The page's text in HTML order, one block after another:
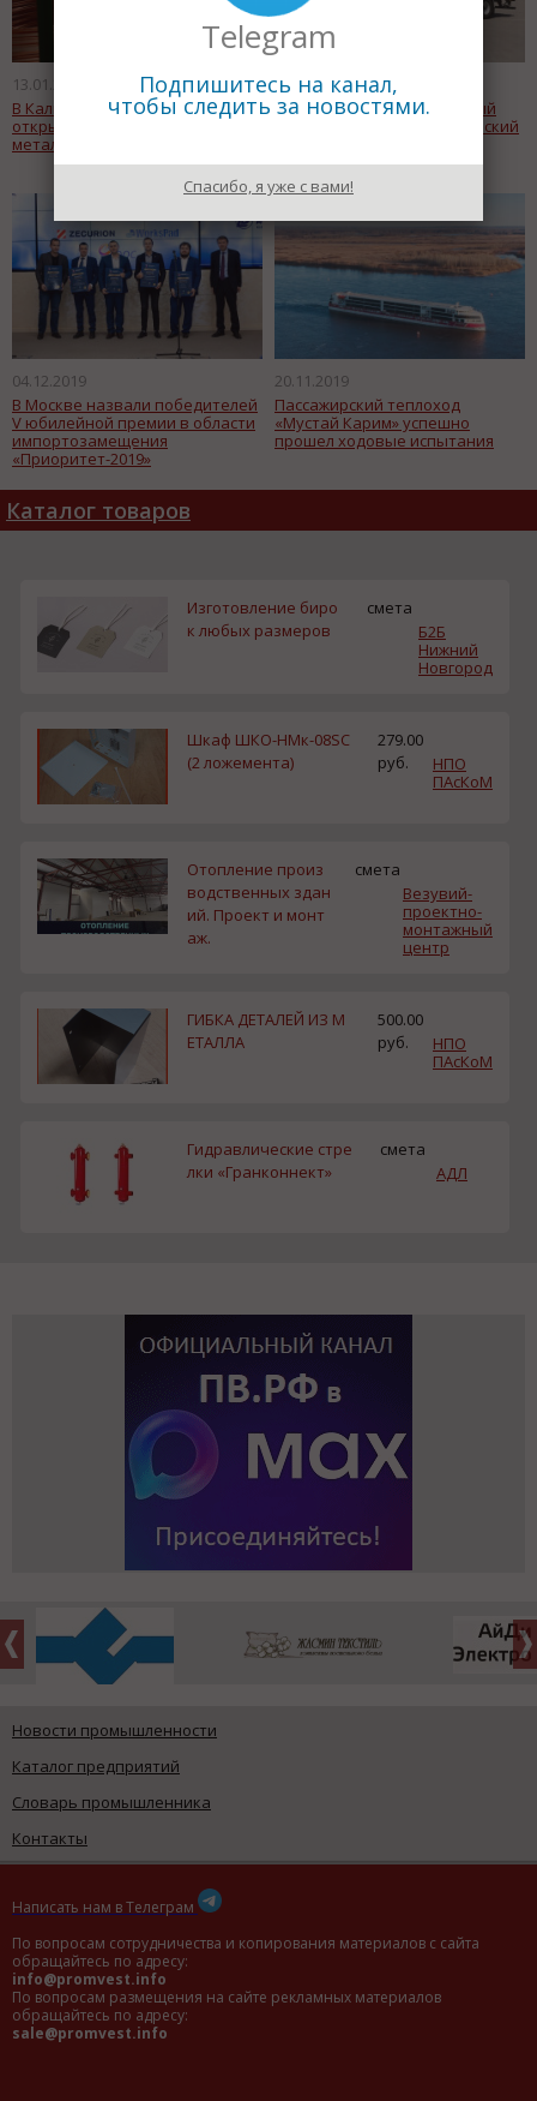
13.01.2020
В Калининградской области
открылся импортозамещающий
металлургический завод
25.12.2019
Уникальный отечественный
автокран вышел на российский
04.12.2019
В Москве назвали победителей
V юбилейной премии в области
импортозамещения
«Приоритет-2019»
20.11.2019
Пассажирский теплоход
«Мустай Карим» успешно
прошел ходовые испытания
Каталог товаров
Изготовление биро
к любых размеров
смета
Б2Б
Нижний
Новгород
Шкаф ШКО-НМк-08SC
(2 ложемента)
279.00
руб.
НПО
ПАсКоМ
Отопление произ
водственных здан
ий. Проект и монт
аж.
смета
Везувий-
проектно-
монтажный
центр
ГИБКА ДЕТАЛЕЙ ИЗ М
ЕТАЛЛА
500.00
руб.
НПО
ПАсКоМ
Гидравлические стре
лки «Гранконнект»
смета
АДЛ
Новости промышленности
Каталог предприятий
Словарь промышленника
Контакты
Написать нам в Телеграм
По вопросам сотрудничества и копирования материалов с сайта
обращайтесь по адресу:
info@promvest.info
По вопросам размещения на сайте рекламных материалов
обращайтесь по адресу:
sale@promvest.info
Telegram
Подпишитесь на канал,
чтобы следить за новостями.
Спасибо, я уже с вами!